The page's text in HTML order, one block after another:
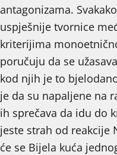
antagonizama.
uspješnije tvornice
kriterijima
poručuju da se
kod njih je to
je da su napaljene na
ih sprečava da idu do
jeste strah od reakcije
će se Bijela kuća